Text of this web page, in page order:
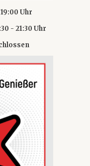
Uhr
- 21:30 Uhr